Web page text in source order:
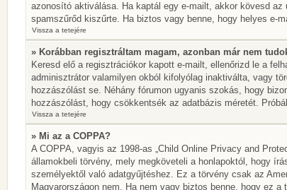
azonosító aktiválása. Ha kaptál egy e-mailt, akkor kövesd
spamszűrőd kiszűrte. Ha biztos vagy benne, hogy helyes e-
Vissza a tetejére
» Korábban regisztráltam magam, azonban már nem
Keresd elő a regisztrációkor kapott e-mailt, ellenőrizd le a
adminisztrátor valamilyen okból kifolyólag inaktiválta, vagy
hozzászólást se. Néhány fórumon ugyanis szokás, hogy
hozzászólást, hogy csökkentsék az adatbázis méretét.
Vissza a tetejére
» Mi az a COPPA?
A COPPA, vagyis az 1998-as „Child Online Privacy and
államokbeli törvény, mely megköveteli a honlapoktól, hogy
személyektől való adatgyűjtéshez. Ez a törvény csak az
Magyarországon nem. Ha nem vagy biztos benne, hogy ez